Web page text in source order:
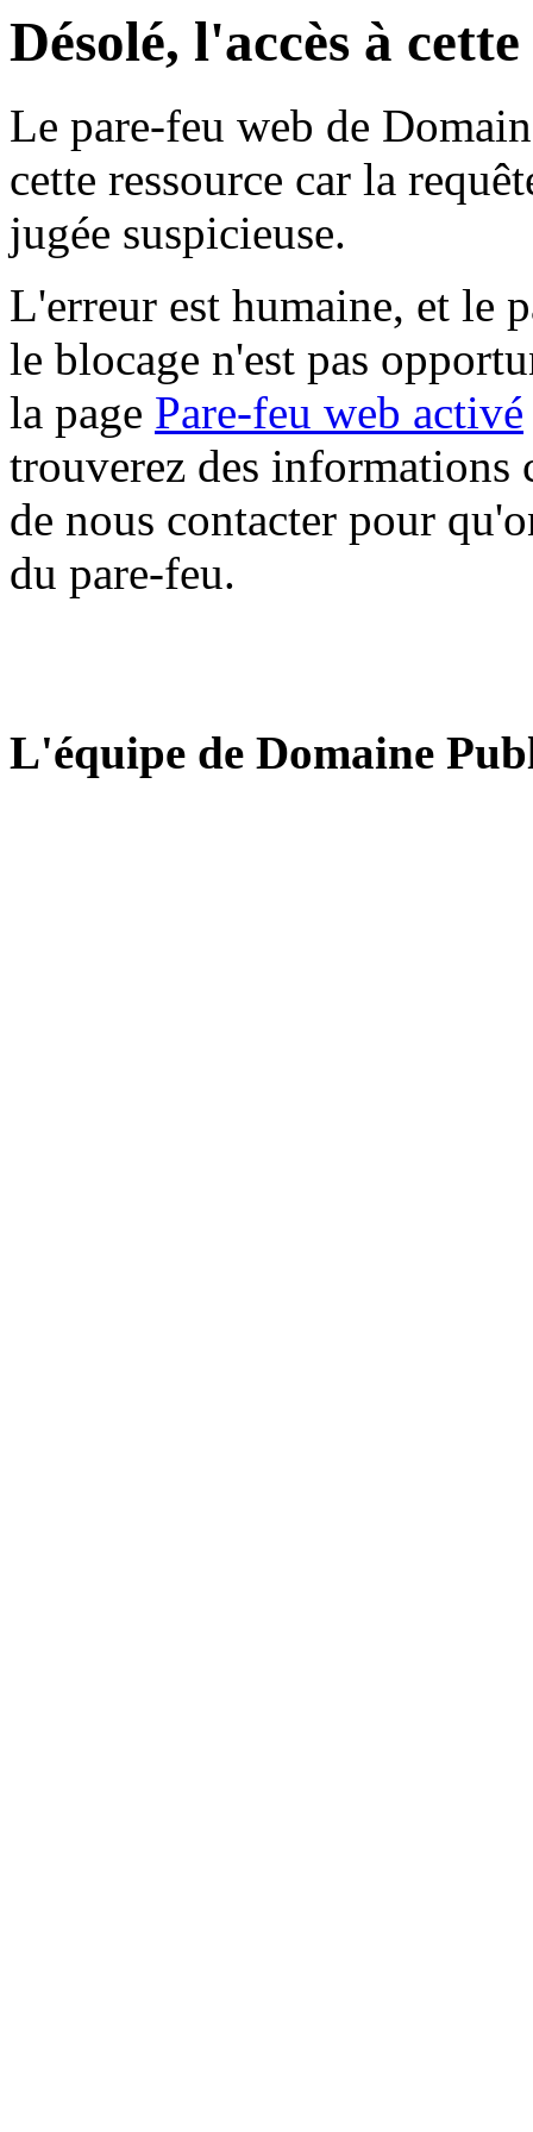
Désolé, l'accès à
Le pare-feu web de
cette ressource car la
jugée suspicieuse.
L'erreur est humaine, et le
le blocage n'est pas
la page Pare-feu web activé
trouverez des informations
de nous contacter pour
du pare-feu.
L'équipe de Domaine